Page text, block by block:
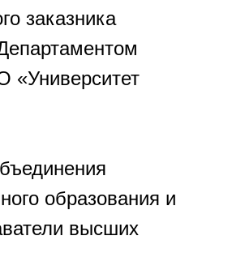
заказника
«Университет
образования и
высших